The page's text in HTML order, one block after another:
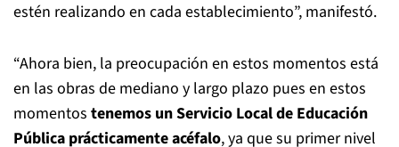
estén realizando en cada establecimiento”, manifestó.
“Ahora bien, la preocupación en estos momentos está
en las obras de mediano y largo plazo pues en estos
momentos tenemos un Servicio Local de Educación
Pública prácticamente acéfalo, ya que su primer nivel